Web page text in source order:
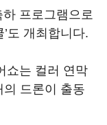
프로그램으로
’도 개최합니다.
쇼는 컬러 연막
드론이 출동